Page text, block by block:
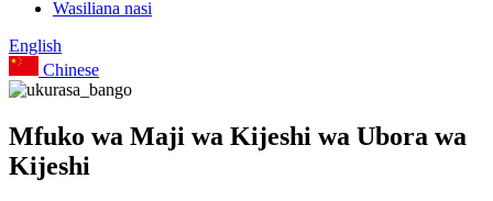
Wasiliana nasi
English
Chinese
Mfuko wa Maji wa Kijeshi wa Ubora wa
Kijeshi